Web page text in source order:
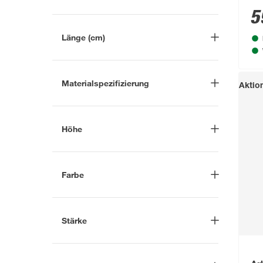
Arbeitsplatte (195)
Arbeitsplattenverbinder
Länge (cm)
Materialspezifizierung
Akazie (1)
Höhe
Farbe
Aluminiumfarben (2)
Stärke